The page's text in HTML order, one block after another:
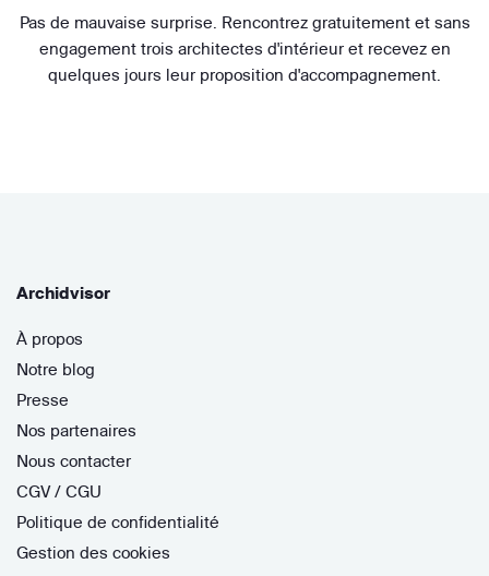
Pas de mauvaise surprise. Rencontrez gratuitement et sans
engagement trois architectes d'intérieur et recevez en
quelques jours leur proposition d'accompagnement.
Archidvisor
À propos
Notre blog
Presse
Nos partenaires
Nous contacter
CGV / CGU
Politique de confidentialité
Gestion des cookies